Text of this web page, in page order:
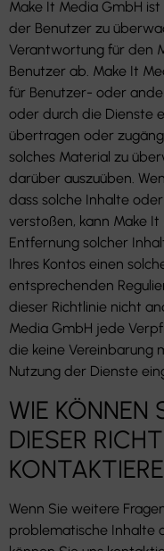
Make It Media GmbH
der Benutzer zu
Verantwortung für den
Benutzer ab. Make It
für Benutzer- oder
oder durch die Dienste
übertragen oder
solches Material zu
darüber auszuüben.
dass solche Inhalte
verstoßen, kann Make
Entfernung solcher
Ihres Kontos einen
entsprechenden
dieser Richtlinie nicht
Media GmbH jede
die keine Vereinbarung
Nutzung der Dienste
WIE KÖNNEN
DIESER
Wenn Sie weitere
problematische Inhalte